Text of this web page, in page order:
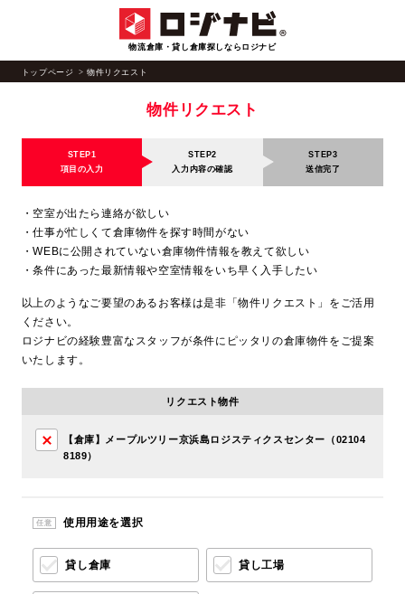
物流倉庫・貸し倉庫探しならロジナビ
トップページ 物件リクエスト
物件リクエスト
STEP1
項目の入力
STEP2
入力内容の確認
STEP3
送信完了
・空室が出たら連絡が欲しい
・仕事が忙しくて倉庫物件を探す時間がない
・WEBに公開されていない倉庫物件情報を教えて欲しい
・条件にあった最新情報や空室情報をいち早く入手したい
以上のようなご要望のあるお客様は是非「物件リクエスト」をご活用
ください。
ロジナビの経験豊富なスタッフが条件にピッタリの倉庫物件をご提案
いたします。
リクエスト物件
【倉庫】メープルツリー京浜島ロジスティクスセンター（02104
8189）
任意 使用用途を選択
貸し倉庫 貸し工場